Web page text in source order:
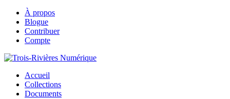
À propos
Blogue
Contribuer
Compte
Accueil
Collections
Documents